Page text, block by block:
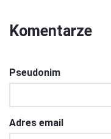
Komentarze
Pseudonim
Adres email